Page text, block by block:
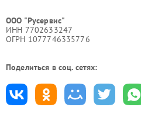
ООО "Русервис"
ИНН 7702633247
ОГРН 1077746335776
Поделиться в соц. сетях: